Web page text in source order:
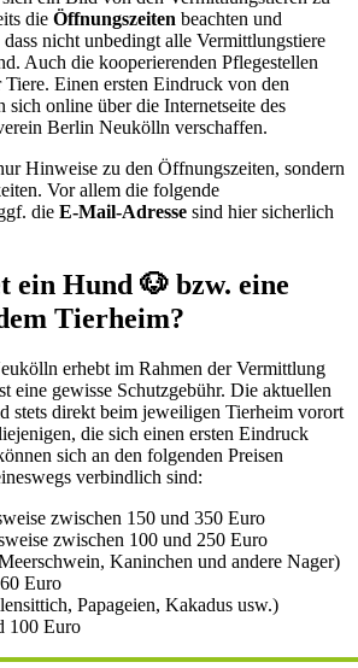
die Öffnungszeiten beachten und
dass nicht unbedingt alle Vermittlungstiere
Auch die kooperierenden Pflegestellen
Tiere. Einen ersten Eindruck von den
sich online über die Internetseite des
Berlin Neukölln verschaffen.
Hinweise zu den Öffnungszeiten, sondern
Vor allem die folgende
die E-Mail-Adresse sind hier sicherlich
ein Hund 🐶 bzw. eine
Tierheim?
erhebt im Rahmen der Vermittlung
eine gewisse Schutzgebühr. Die aktuellen
stets direkt beim jeweiligen Tierheim vorort
die sich einen ersten Eindruck
sich an den folgenden Preisen
verbindlich sind:
zwischen 150 und 350 Euro
zwischen 100 und 250 Euro
Kaninchen und andere Nager)
Euro
Papageien, Kakadus usw.)
100 Euro